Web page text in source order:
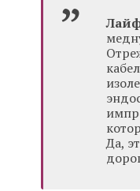
Да,